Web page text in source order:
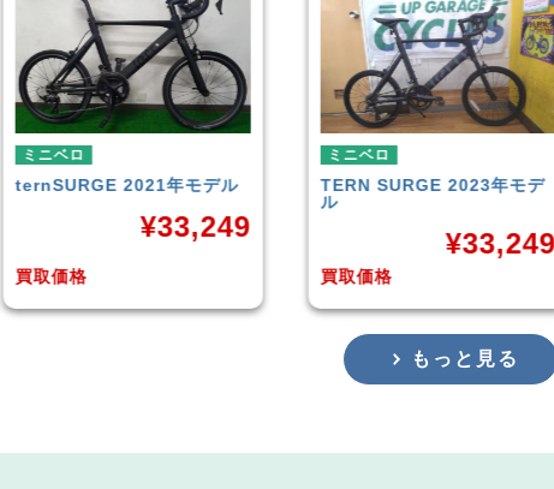
ミニベロ
TERNSURGE 2023年モデ
買取価格
¥33,249
ミニベロ
シティサイクル・ママチャリ
買取価格
もっと見る